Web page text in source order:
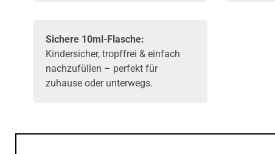
Sichere 10ml-Flasche:
Kindersicher, tropffrei & einfach
nachzufüllen – perfekt für
zuhause oder unterwegs.